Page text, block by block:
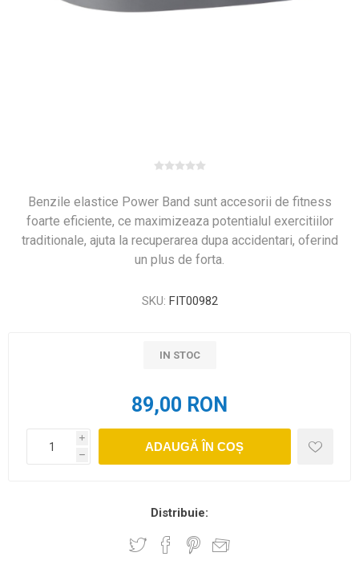
Benzile elastice Power Band sunt accesorii de fitness
foarte eficiente, ce maximizeaza potentialul exercitiilor
traditionale, ajuta la recuperarea dupa accidentari, oferind
un plus de forta.
SKU: FIT00982
IN STOC
89,00 RON
i
h
ADAUGĂ ÎN COȘ
Distribuie: